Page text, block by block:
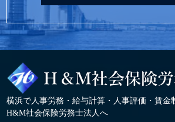
横浜で人事労務・給与計算・人事評価・賃金
H&M社会保険労務士法人へ